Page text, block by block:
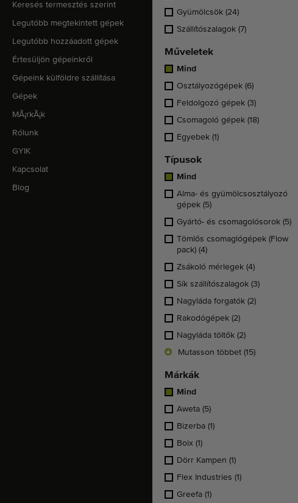
Keresés termesztés szerint
Legutóbb megtekintett gépek
Legutóbb hozzáadott gépek
Értesüljön gépeinkről
Gépeink külföldre szállítása
Gépek
MÃ¡rkÃ¡k
Rólunk
GYIK
Kapcsolat
Blog
Gyümölcsök (24)
Szállítószalagok (7)
Műveletek
Mind
Osztályozógépek (6)
Feldolgozó gépek (3)
Csomagoló gépek (18)
Egyebek (1)
Típusok
Mind
Alma- és gyümölcsosztályozó
gépek (5)
Gyártó- és csomagolósorok (5)
Tömlős csomaglógépek (Flow
pack) (4)
Zsákoló mérlegek (4)
Sík szállítószalagok (3)
Nagyláda forgatók (2)
Rakodógépek (2)
Nagyláda töltők (2)
Mutasson többet (15)
Márkák
Mind
Aweta (5)
Bizerba (1)
Boix (1)
Dörr Kampen (1)
Flex Industries (1)
Greefa (1)